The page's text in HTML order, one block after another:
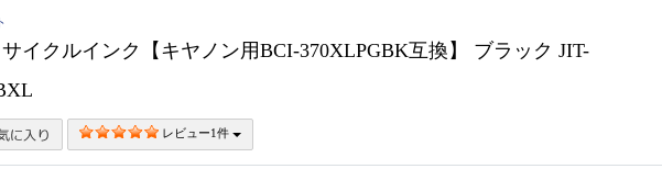
イクルインク【キヤノン用BCI-370XLPGBK互換】 ブラック JIT-
レビュー1件